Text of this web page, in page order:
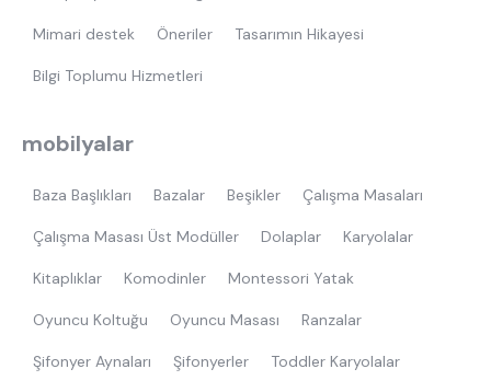
Mimari destek Öneriler Tasarımın Hikayesi
Bilgi Toplumu Hizmetleri
mobilyalar
Baza Başlıkları Bazalar Beşikler Çalışma Masaları
Çalışma Masası Üst Modüller Dolaplar Karyolalar
Kitaplıklar Komodinler Montessori Yatak
Oyuncu Koltuğu Oyuncu Masası Ranzalar
Şifonyer Aynaları Şifonyerler Toddler Karyolalar